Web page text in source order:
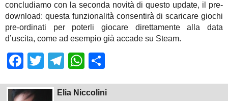
concludiamo con la seconda novità di questo update, il pre-
download: questa funzionalità consentirà di scaricare giochi
pre-ordinati per poterli giocare direttamente alla data
d’uscita, come ad esempio già accade su Steam.
Facebook
TwitterTelegram
WhatsApp
Elia Niccolini